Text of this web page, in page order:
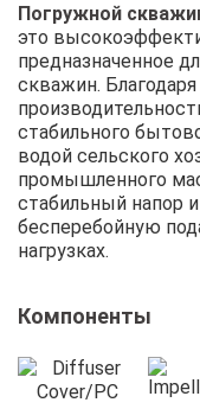
Погружной
это
предназначенное
скважин.
стабильного
водой сельского
промышленного
стабильный напор
бесперебойную
нагрузках.
Компоненты